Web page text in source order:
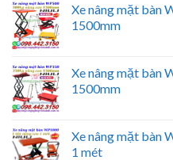
Xe nâng mặt bàn
1500mm
Xe nâng mặt bàn
1500mm
Xe nâng mặt bàn
1 mét